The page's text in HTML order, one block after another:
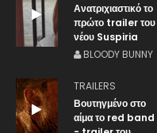
Ανατριχιαστικό το
πρώτο trailer του
νέου Suspiria
BLOODY BUNNY
TRAILERS
Βουτηγμένο στο
αίμα το red band